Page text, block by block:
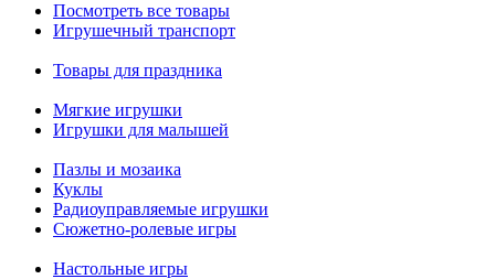
Посмотреть все товары
Игрушечный транспорт
Товары для праздника
Мягкие игрушки
Игрушки для малышей
Пазлы и мозаика
Куклы
Радиоуправляемые игрушки
Сюжетно-ролевые игры
Настольные игры